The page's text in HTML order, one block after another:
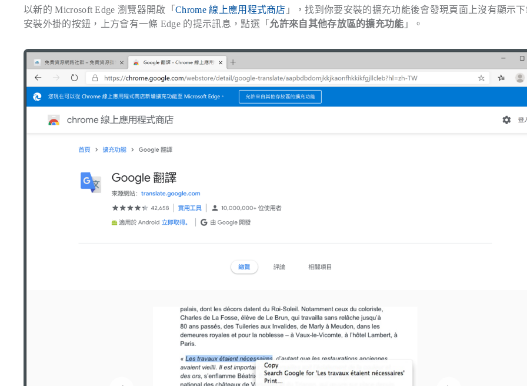
以新的 Microsoft Edge 瀏覽器開啟「 Chrome 線上應用程式商店 」，找到你要安裝的擴充功能後會發現頁面上沒有顯示
安裝外掛的按鈕，上方會有一條 Edge 的提示訊息，點選「 允許來自其他存放區的擴充功能 」。